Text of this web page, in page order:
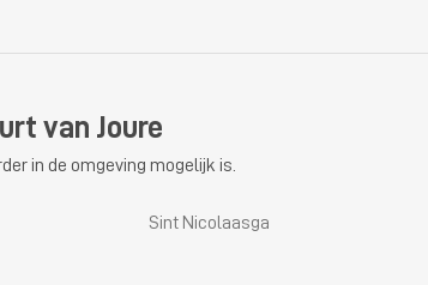
van Joure
in de omgeving mogelijk is.
Sint Nicolaasga